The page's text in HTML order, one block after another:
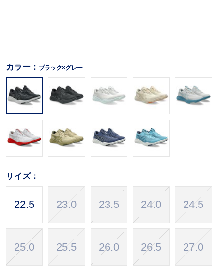
カラー： ブラック×グレー
サイズ：
22.5 23.0 23.5 24.0 24.5
25.0 25.5 26.0 26.5 27.0